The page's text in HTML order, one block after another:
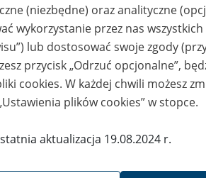
Brak możliwości założenia konta na
bankowości Alior Bank
Konkursy ofert na świadczenie usług
(niezbędne) oraz analityczne
wykorzystanie przez nas
lub dostosować swoje zgody
przycisk „Odrzuć opcjonalne”,
cookies. W każdej chwili możesz
plików cookies” w stopce.
aktualizacja 19.08.2024 r.